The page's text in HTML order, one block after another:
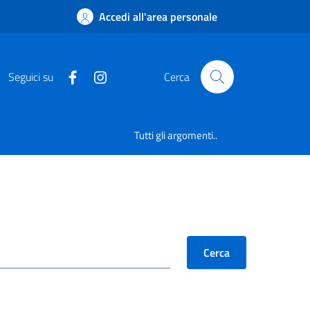
Accedi all'area personale
Seguici su Cerca
Tutti gli argomenti..
Cerca